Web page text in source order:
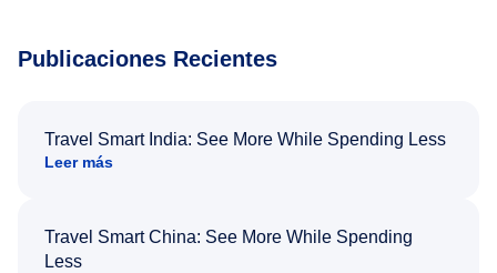
Publicaciones Recientes
Travel Smart India: See More While Spending Less
Leer más
Travel Smart China: See More While Spending
Less